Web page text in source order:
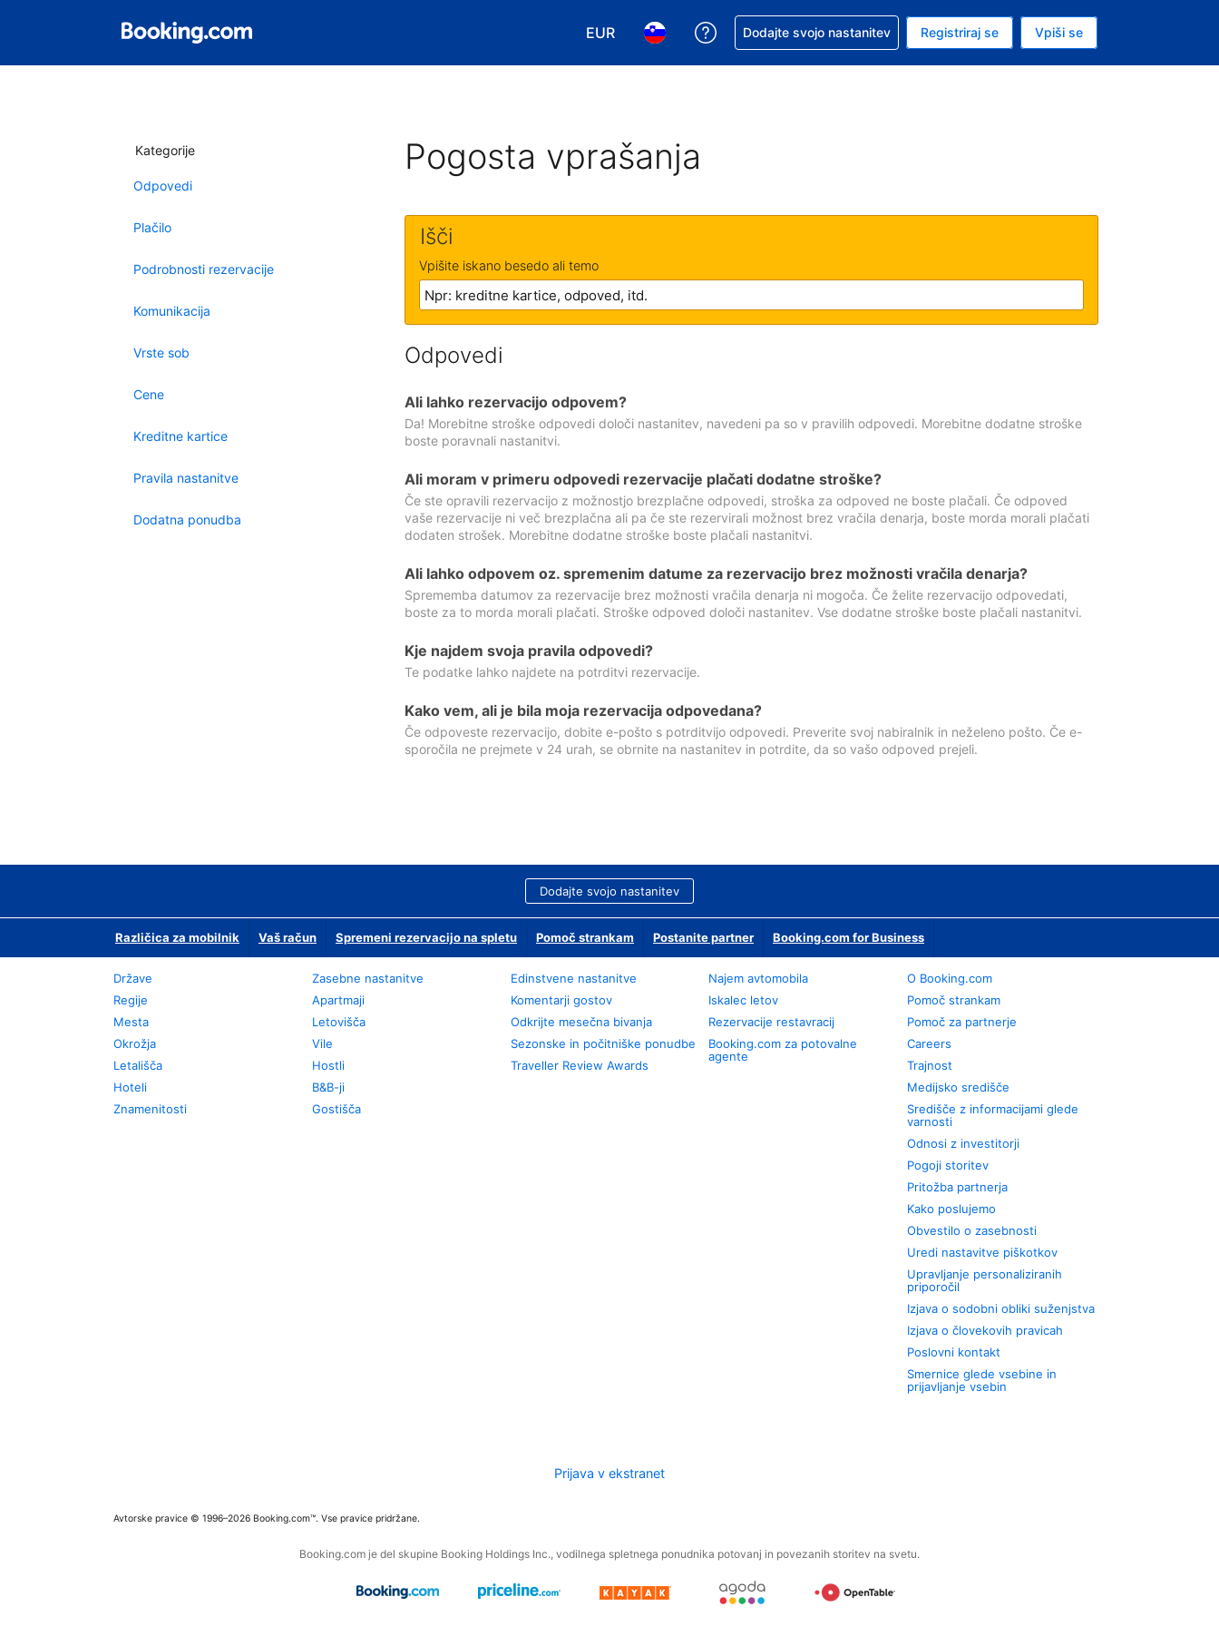
EUR
Izbira valute. Vaša trenutna valuta je evro
Izbira jezika. Vaš trenutni jezik je Slovenščini
Zaprosite za pomoč pri rezervaciji
Dodajte svojo nastanitev Registriraj se Vpiši se
Kategorije
Odpovedi
Plačilo
Podrobnosti rezervacije
Komunikacija
Vrste sob
Cene
Kreditne kartice
Pravila nastanitve
Dodatna ponudba
Pogosta vprašanja
Išči
Vpišite iskano besedo ali temo
Odpovedi
Ali lahko rezervacijo odpovem?
Da! Morebitne stroške odpovedi določi nastanitev, navedeni pa so v pravilih odpovedi. Morebitne dodatne stroške
boste poravnali nastanitvi.
Ali moram v primeru odpovedi rezervacije plačati dodatne stroške?
Če ste opravili rezervacijo z možnostjo brezplačne odpovedi, stroška za odpoved ne boste plačali. Če odpoved
vaše rezervacije ni več brezplačna ali pa če ste rezervirali možnost brez vračila denarja, boste morda morali plačati
dodaten strošek. Morebitne dodatne stroške boste plačali nastanitvi.
Ali lahko odpovem oz. spremenim datume za rezervacijo brez možnosti vračila denarja?
Sprememba datumov za rezervacije brez možnosti vračila denarja ni mogoča. Če želite rezervacijo odpovedati,
boste za to morda morali plačati. Stroške odpoved določi nastanitev. Vse dodatne stroške boste plačali nastanitvi.
Kje najdem svoja pravila odpovedi?
Te podatke lahko najdete na potrditvi rezervacije.
Kako vem, ali je bila moja rezervacija odpovedana?
Če odpoveste rezervacijo, dobite e-pošto s potrditvijo odpovedi. Preverite svoj nabiralnik in neželeno pošto. Če e-
sporočila ne prejmete v 24 urah, se obrnite na nastanitev in potrdite, da so vašo odpoved prejeli.
Dodajte svojo nastanitev
Različica za mobilnik Vaš račun Spremeni rezervacijo na spletu Pomoč strankam Postanite partner Booking.com for Business
Države
Regije
Mesta
Okrožja
Letališča
Hoteli
Znamenitosti
Zasebne nastanitve
Apartmaji
Letovišča
Vile
Hostli
B&B-ji
Gostišča
Edinstvene nastanitve
Komentarji gostov
Odkrijte mesečna bivanja
Sezonske in počitniške ponudbe
Traveller Review Awards
Najem avtomobila
Iskalec letov
Rezervacije restavracij
Booking.com za potovalne
agente
O Booking.com
Pomoč strankam
Pomoč za partnerje
Careers
Trajnost
Medijsko središče
Središče z informacijami glede
varnosti
Odnosi z investitorji
Pogoji storitev
Pritožba partnerja
Kako poslujemo
Obvestilo o zasebnosti
Uredi nastavitve piškotkov
Upravljanje personaliziranih
priporočil
Izjava o sodobni obliki suženjstva
Izjava o človekovih pravicah
Poslovni kontakt
Smernice glede vsebine in
prijavljanje vsebin
Prijava v ekstranet
Avtorske pravice © 1996–2026 Booking.com™. Vse pravice pridržane.
Booking.com je del skupine Booking Holdings Inc., vodilnega spletnega ponudnika potovanj in povezanih storitev na svetu.